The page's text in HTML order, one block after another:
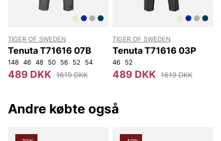
TIGER OF SWEDEN
Tenuta T71616 07B
148 46 48 50 56 52 54
489 DKK 1619 DKK
TIGER OF SWEDEN
Tenuta T71616 03P
46 52
489 DKK 1619 DKK
Andre købte også